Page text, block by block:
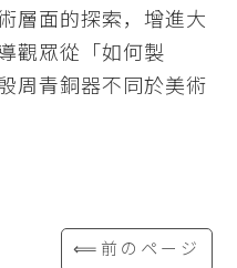
層面的探索，增進大
觀眾從「如何製
周青銅器不同於美術
⟸前のページ